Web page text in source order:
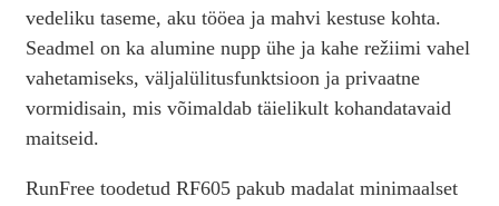
vedeliku taseme, aku tööea ja mahvi kestuse kohta.
Seadmel on ka alumine nupp ühe ja kahe režiimi vahel
vahetamiseks, väljalülitusfunktsioon ja privaatne
vormidisain, mis võimaldab täielikult kohandatavaid
maitseid.
RunFree toodetud RF605 pakub madalat minimaalset